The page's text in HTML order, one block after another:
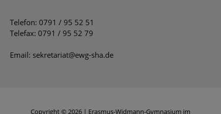
Telefon: 0791 / 95 52 51
Telefax: 0791 / 95 52 79
Email: sekretariat@ewg-sha.de
Copyright © 2026 | Erasmus-Widmann-Gymnasium im